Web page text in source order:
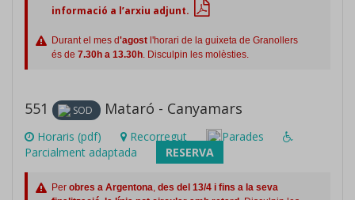
informació a l’arxiu adjunt.
Durant el mes d'agost l'horari de la guixeta de Granollers
és de 7.30h a 13.30h . Disculpin les molèsties.
551 SOD Mataró - Canyamars
Horaris (pdf) Recorregut
Parades
Parcialment adaptada
RESERVA
Per obres a Argentona, des del 13/4 i fins a la seva